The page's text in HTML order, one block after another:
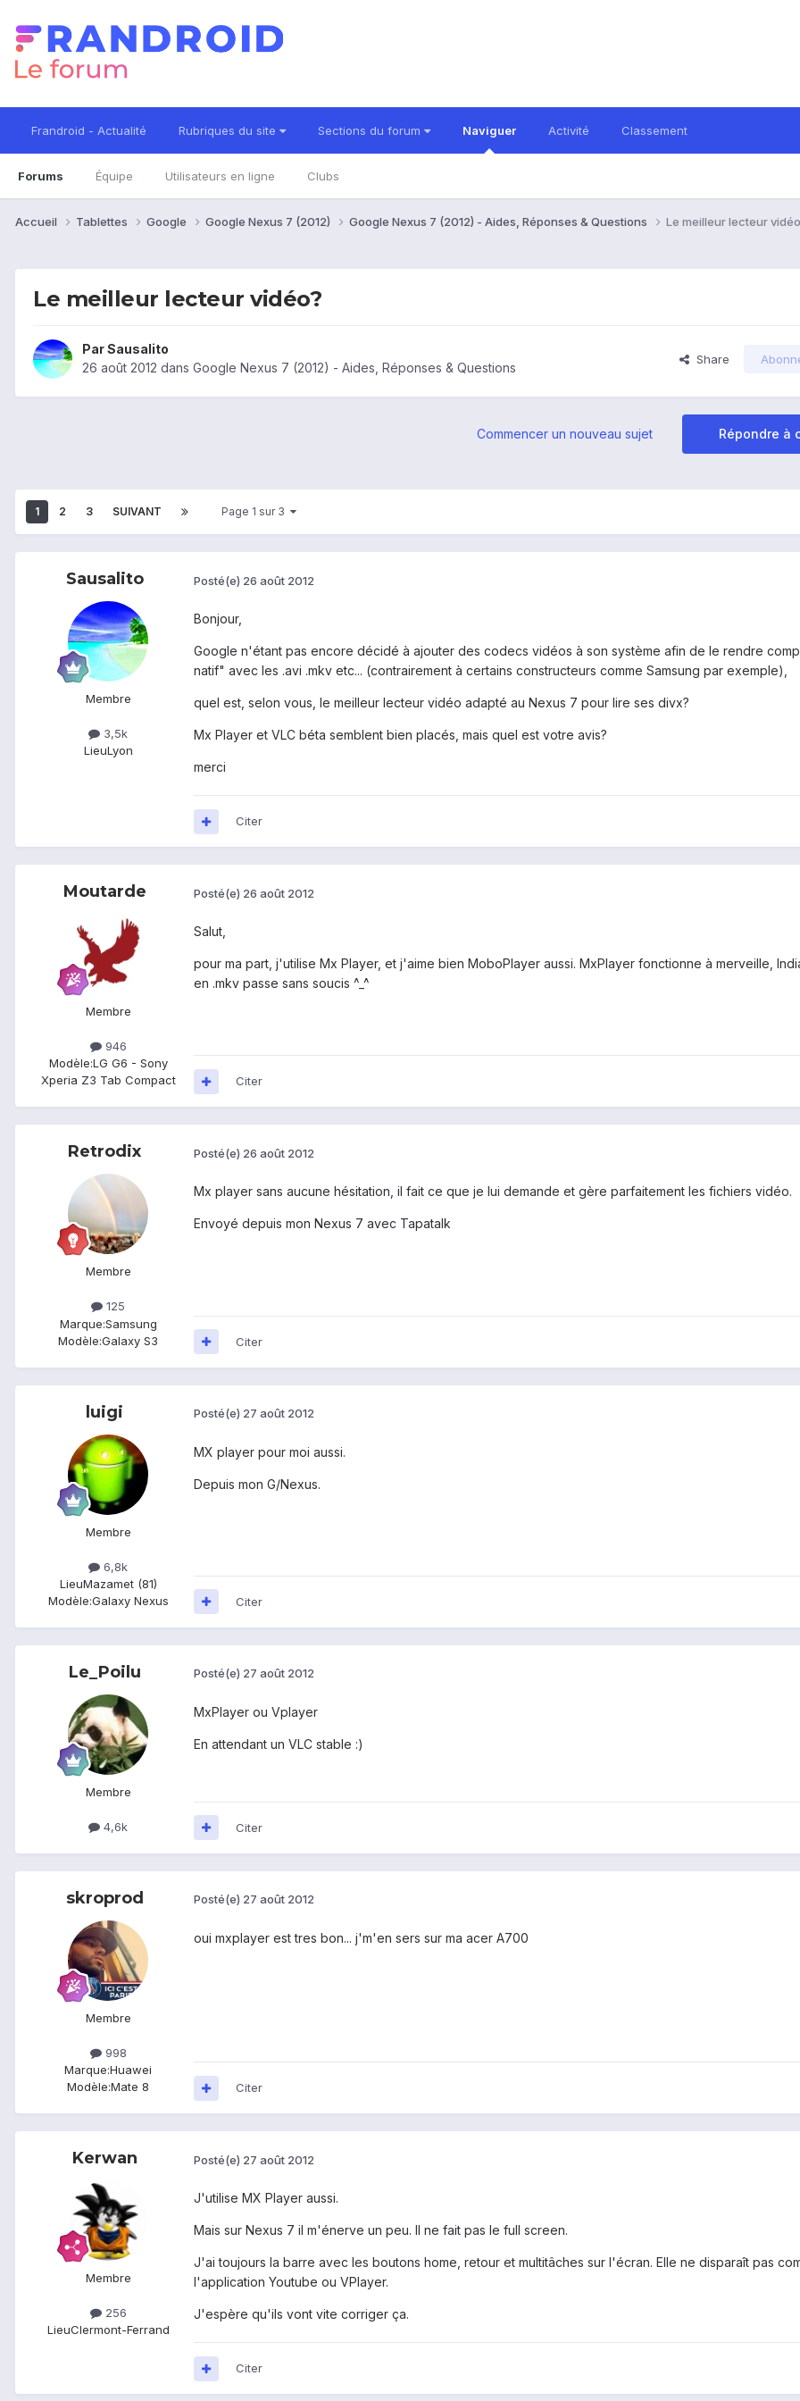
Frandroid - Actualité Rubriques du site Sections du forum Naviguer
Forums Équipe Utilisateurs en ligne Clubs
Activité Classement
Accueil Tablettes Google Google Nexus 7 (2012) Google Nexus 7 (2012) - Aides, Réponses & Questions Le meilleur lecteur
Le meilleur lecteur vidéo?
ParSausalito
26 août 2012 dans Google Nexus 7 (2012) - Aides, Réponses & Questions
Share
Répondre à
Commencer un nouveau sujet
1 2 3 SUIVANT Page 1 sur 3
Sausalito
Membre
3,5k
LieuLyon
Posté(e) 26 août 2012
Bonjour,
Google n'étant pas encore décidé à ajouter des codecs vidéos à son système afin de le rendre
natif" avec les .avi .mkv etc... (contrairement à certains constructeurs comme Samsung par exemple),
quel est, selon vous, le meilleur lecteur vidéo adapté au Nexus 7 pour lire ses divx?
Mx Player et VLC béta semblent bien placés, mais quel est votre avis?
merci
Citer
Moutarde
Membre
946
Modèle:LG G6 - Sony
Xperia Z3 Tab Compact
Posté(e) 26 août 2012
Salut,
pour ma part, j'utilise Mx Player, et j'aime bien MoboPlayer aussi. MxPlayer fonctionne à merveille,
en .mkv passe sans soucis ^_^
Citer
Retrodix
Membre
125
Marque:Samsung
Modèle:Galaxy S3
Posté(e) 26 août 2012
Mx player sans aucune hésitation, il fait ce que je lui demande et gère parfaitement les fichiers vidéo.
Envoyé depuis mon Nexus 7 avec Tapatalk
Citer
luigi
Membre
6,8k
LieuMazamet (81)
Modèle:Galaxy Nexus
Posté(e) 27 août 2012
MX player pour moi aussi.
Depuis mon G/Nexus.
Citer
Le_Poilu
Membre
4,6k
Posté(e) 27 août 2012
MxPlayer ou Vplayer
En attendant un VLC stable :)
Citer
skroprod
Membre
998
Marque:Huawei
Modèle:Mate 8
Posté(e) 27 août 2012
oui mxplayer est tres bon... j'm'en sers sur ma acer A700
Citer
Kerwan
Membre
256
LieuClermont-Ferrand
Posté(e) 27 août 2012
J'utilise MX Player aussi.
Mais sur Nexus 7 il m'énerve un peu. Il ne fait pas le full screen.
J'ai toujours la barre avec les boutons home, retour et multitâches sur l'écran. Elle ne disparaît pas
l'application Youtube ou VPlayer.
J'espère qu'ils vont vite corriger ça.
Citer